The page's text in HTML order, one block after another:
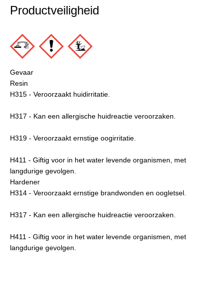
Productveiligheid
Gevaar
Resin
H315 - Veroorzaakt huidirritatie.
H317 - Kan een allergische huidreactie veroorzaken.
H319 - Veroorzaakt ernstige oogirritatie.
H411 - Giftig voor in het water levende organismen, met
langdurige gevolgen.
Hardener
H314 - Veroorzaakt ernstige brandwonden en oogletsel.
H317 - Kan een allergische huidreactie veroorzaken.
H411 - Giftig voor in het water levende organismen, met
langdurige gevolgen.